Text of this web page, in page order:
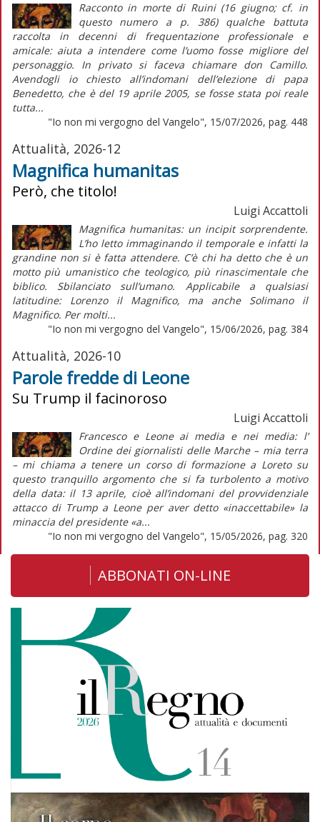
Racconto in morte di Ruini (16 giugno; cf. in
questo numero a p. 386) qualche battuta
raccolta in decenni di frequentazione professionale e
amicale: aiuta a intendere come l’uomo fosse migliore del
personaggio. In privato si faceva chiamare don Camillo.
Avendogli io chiesto all’indomani dell’elezione di papa
Benedetto, che è del 19 aprile 2005, se fosse stata poi reale
tutta...
"Io non mi vergogno del Vangelo", 15/07/2026, pag. 448
Attualità, 2026-12
Magnifica humanitas
Però, che titolo!
Luigi Accattoli
Magnifica humanitas: un incipit sorprendente.
L’ho letto immaginando il temporale e infatti la
grandine non si è fatta attendere. C’è chi ha detto che è un
motto più umanistico che teologico, più rinascimentale che
biblico. Sbilanciato sull’umano. Applicabile a qualsiasi
latitudine: Lorenzo il Magnifico, ma anche Solimano il
Magnifico. Per molti...
"Io non mi vergogno del Vangelo", 15/06/2026, pag. 384
Attualità, 2026-10
Parole fredde di Leone
Su Trump il facinoroso
Luigi Accattoli
Francesco e Leone ai media e nei media: l’
Ordine dei giornalisti delle Marche – mia terra
– mi chiama a tenere un corso di formazione a Loreto su
questo tranquillo argomento che si fa turbolento a motivo
della data: il 13 aprile, cioè all’indomani del provvidenziale
attacco di Trump a Leone per aver detto «inaccettabile» la
minaccia del presidente «a...
"Io non mi vergogno del Vangelo", 15/05/2026, pag. 320
ABBONATI ON-LINE